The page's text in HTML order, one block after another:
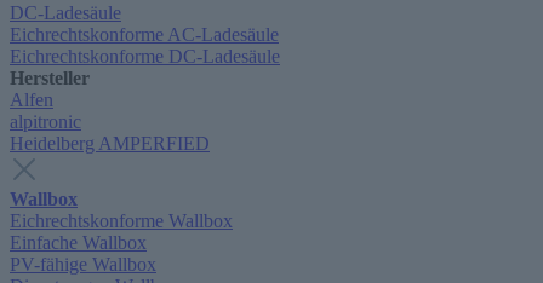
DC-Ladesäule
Eichrechtskonforme AC-Ladesäule
Eichrechtskonforme DC-Ladesäule
Hersteller
Alfen
alpitronic
Heidelberg AMPERFIED
Wallbox
Eichrechtskonforme Wallbox
Einfache Wallbox
PV-fähige Wallbox